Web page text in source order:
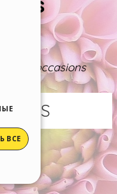
ВСЕ